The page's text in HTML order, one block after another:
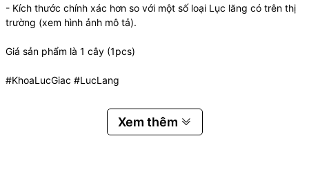
- Kích thước chính xác hơn so với một số loại Lục lăng có trên thị
trường (xem hình ảnh mô tả).
Giá sản phẩm là 1 cây (1pcs)
#KhoaLucGiac #LucLang
Xem thêm